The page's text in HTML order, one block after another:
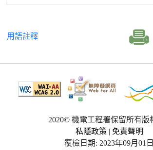
用語註釋
2020© 機電工程署保留所有版
私隱政策 | 免責聲明
覆檢日期: 2023年09月01日